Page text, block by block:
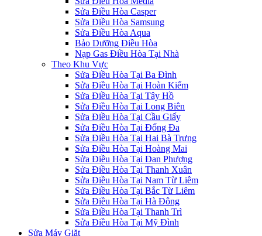
Sửa Điều Hòa Casper
Sửa Điều Hòa Samsung
Sửa Điều Hòa Aqua
Bảo Dưỡng Điều Hòa
Nạp Gas Điều Hòa Tại Nhà
Theo Khu Vực
Sửa Điều Hòa Tại Ba Đình
Sửa Điều Hòa Tại Hoàn Kiếm
Sửa Điều Hòa Tại Tây Hồ
Sửa Điều Hòa Tại Long Biên
Sửa Điều Hòa Tại Cầu Giấy
Sửa Điều Hòa Tại Đống Đa
Sửa Điều Hòa Tại Hai Bà Trưng
Sửa Điều Hòa Tại Hoàng Mai
Sửa Điều Hòa Tại Đan Phượng
Sửa Điều Hòa Tại Thanh Xuân
Sửa Điều Hòa Tại Nam Từ Liêm
Sửa Điều Hòa Tại Bắc Từ Liêm
Sửa Điều Hòa Tại Hà Đông
Sửa Điều Hòa Tại Thanh Trì
Sửa Điều Hòa Tại Mỹ Đình
Sửa Máy Giặt